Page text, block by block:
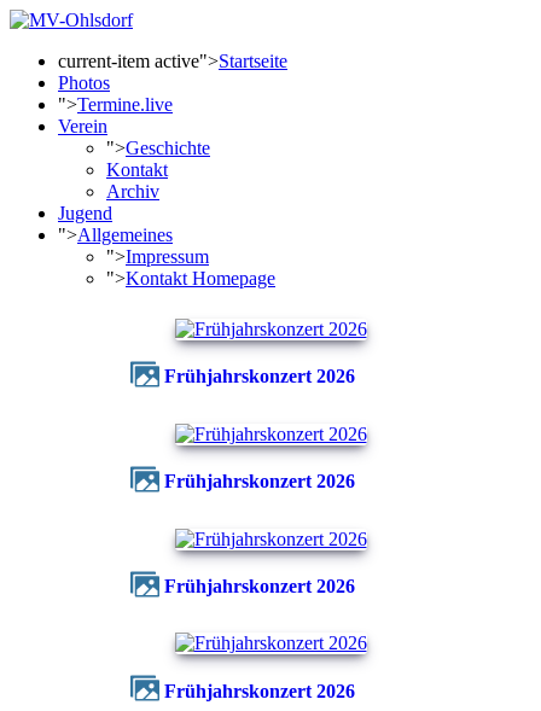
current-item active">Startseite
Photos
">Termine.live
Verein
">Geschichte
Kontakt
Archiv
Jugend
">Allgemeines
">Impressum
">Kontakt Homepage
Frühjahrskonzert 2026
Frühjahrskonzert 2026
Frühjahrskonzert 2026
Frühjahrskonzert 2026